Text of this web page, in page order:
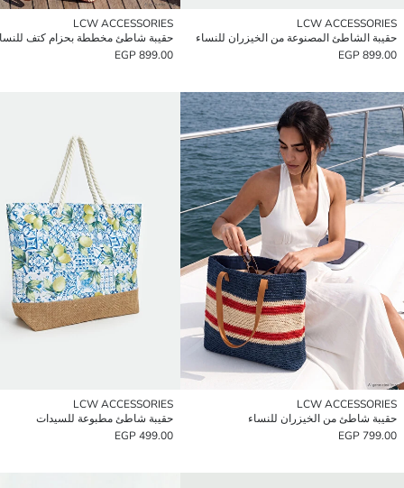
LCW ACCESSORIES
حقيبة الشاطئ المصنوعة من الخيزران للنساء
899.00 EGP
LCW ACCESSORIES
حقيبة شاطئ مخططة بحزام كتف
899.00 EGP
LCW ACCESSORIES
حقيبة شاطئ من الخيزران للنساء
799.00 EGP
LCW ACCESSORIES
حقيبة شاطئ مطبوعة للسيدات
499.00 EGP